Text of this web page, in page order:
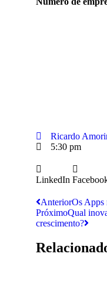
Ricardo
5:30 pm
LinkedIn
AnteriorOs Apps
PróximoQual
crescimento?